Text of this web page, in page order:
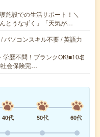
施設での生活サポート！＼
とうなずく」「天気が…
パソコンスキル不要 / 英語力
歴不問！ブランクOK!■10名
社会保険完…
40代 50代
60代